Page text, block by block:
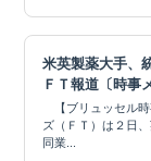
米英製薬大手
ＦＴ報道〔時事
【ブリュッセル時
ズ（ＦＴ）は２日
同業...